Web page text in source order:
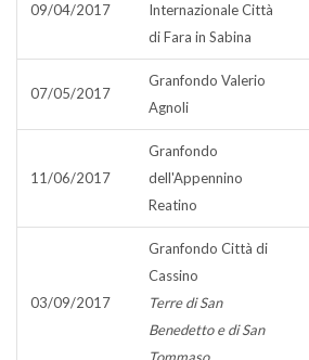
09/04/2017
Internazionale Città
di Fara in Sabina
07/05/2017
Granfondo Valerio
Agnoli
11/06/2017
Granfondo
dell'Appennino
Reatino
03/09/2017
Granfondo Città di
Cassino
Terre di San
Benedetto e di San